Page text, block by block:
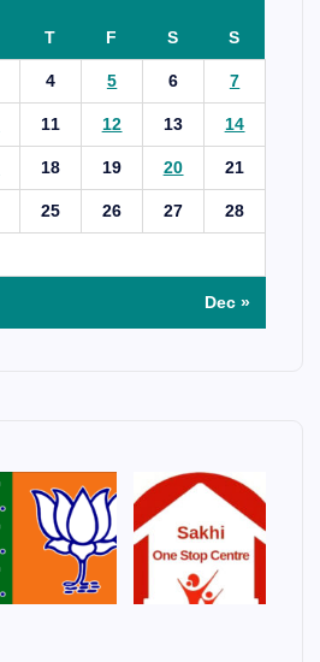
T F S S
4 5 6 7
11 12 13 14
18 19 20 21
25 26 27 28
Dec »